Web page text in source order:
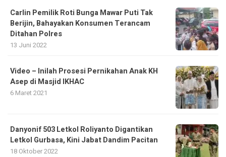
Carlin Pemilik Roti Bunga Mawar Puti Tak
Berijin, Bahayakan Konsumen Terancam
Ditahan Polres
13 Juni 2022
Video – Inilah Prosesi Pernikahan Anak KH
Asep di Masjid IKHAC
6 Maret 2021
Danyonif 503 Letkol Roliyanto Digantikan
Letkol Gurbasa, Kini Jabat Dandim Pacitan
18 Oktober 2022